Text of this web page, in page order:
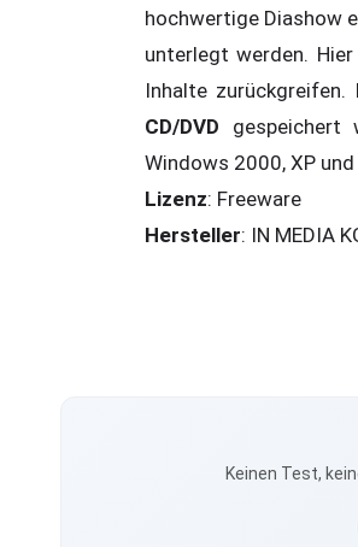
hochwertige Diashow
unterlegt werden.
Inhalte zurückgreifen.
CD/DVD gespeichert
Windows 2000, XP
Lizenz: Freeware
Hersteller: IN MEDIA
Keinen Test,